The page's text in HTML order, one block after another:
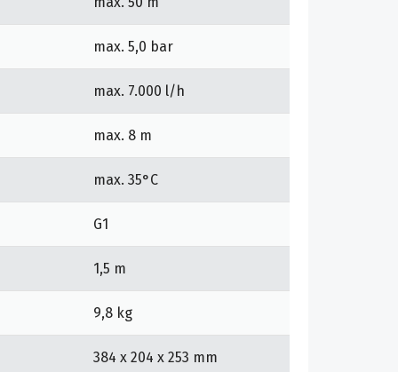
max. 5,0 bar
max. 7.000 l/h
max. 8 m
max. 35°C
G1
1,5 m
9,8 kg
384 x 204 x 253 mm